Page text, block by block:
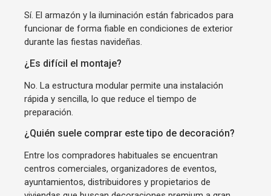
Sí. El armazón y la iluminación están fabricados para
funcionar de forma fiable en condiciones de exterior
durante las fiestas navideñas.
¿Es difícil el montaje?
No. La estructura modular permite una instalación
rápida y sencilla, lo que reduce el tiempo de
preparación.
¿Quién suele comprar este tipo de decoración?
Entre los compradores habituales se encuentran
centros comerciales, organizadores de eventos,
ayuntamientos, distribuidores y propietarios de